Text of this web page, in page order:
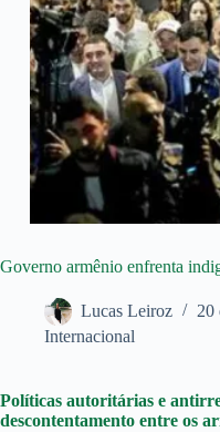
Governo armênio enfrenta
Lucas Leiroz
20
Internacional
Políticas autoritárias e
descontentamento entre os